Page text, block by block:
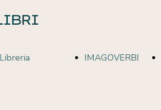
Proposte di
Libreria IMAGOVERBI